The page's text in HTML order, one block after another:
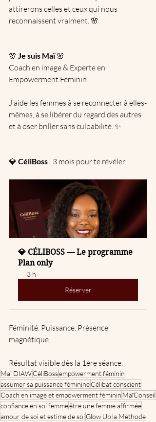
attirerons celles et ceux qui nous
reconnaissent vraiment. 🌸
🌸 Je suis Maï 🌸
Coach en image & Experte en
Empowerment Féminin
J’aide les femmes à se reconnecter à elles-
mêmes, à se libérer du regard des autres
et à oser briller sans culpabilité. ✨
💎 CéliBoss : 3 mois pour te révéler.
💎 CÉLIBOSS — Le programme
Plan only
3 h
Réserver
Féminité. Puissance. Présence
magnétique.
Résultat visible dès la 1ère séance.
Maï DIAWCéliBossempowerment féminin
assumer sa puissance féminineCélibat conscient
Coach en image et empowerment féminin MaïConseil
confiance en soi femmeêtre une femme affirmée
amour de soi et estime de soiGlow Up la Méthode